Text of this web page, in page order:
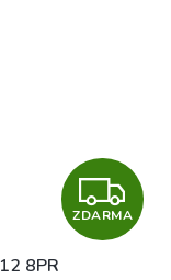
Z
D
ZDARMA
8PR